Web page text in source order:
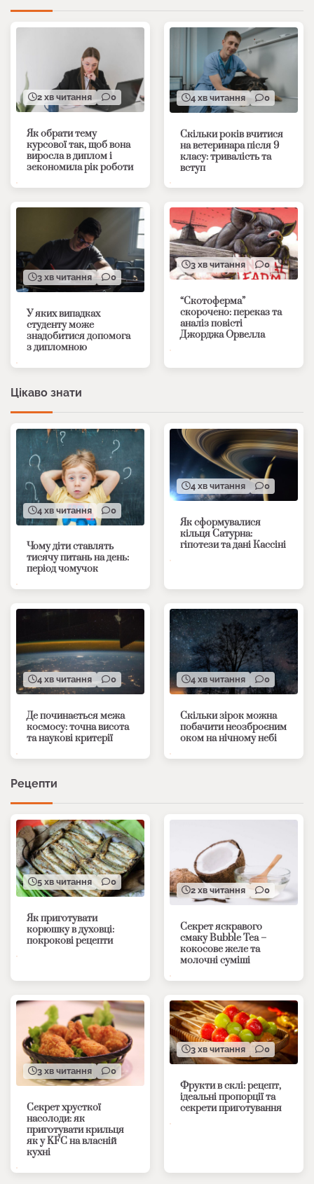
2 хв читання 0
Як обрати тему
курсової так, щоб вона
виросла в диплом і
зекономила рік роботи
4 хв читання 0
Скільки років вчитися
на ветеринара після 9
класу: тривалість та
вступ
3 хв читання 0
У яких випадках
студенту може
знадобитися допомога
з дипломною
3 хв читання 0
“Скотоферма”
скорочено: переказ та
аналіз повісті
Джорджа Орвелла
Цікаво знати
4 хв читання 0
Чому діти ставлять
тисячу питань на день:
період чомучок
4 хв читання 0
Як сформувалися
кільця Сатурна:
гіпотези та дані Кассіні
4 хв читання 0
Де починається межа
космосу: точна висота
та наукові критерії
4 хв читання 0
Скільки зірок можна
побачити неозброєним
оком на нічному небі
Рецепти
5 хв читання 0
Як приготувати
корюшку в духовці:
покрокові рецепти
2 хв читання 0
Секрет яскравого
смаку Bubble Tea –
кокосове желе та
молочні суміші
3 хв читання 0
Секрет хрусткої
насолоди: як
приготувати крильця
як у KFC на власній
кухні
3 хв читання 0
Фрукти в склі: рецепт,
ідеальні пропорції та
секрети приготування